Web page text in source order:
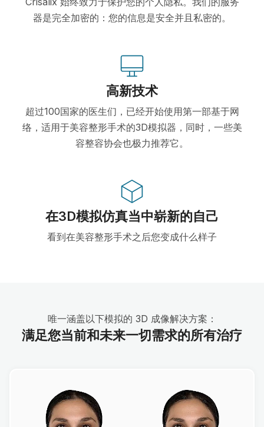
器是完全加密的：您的信息是安全并且私密的。
高新技术
超过100国家的医生们，已经开始使用第一部基于网
络，适用于美容整形手术的3D模拟器，同时，一些美
容整容协会也极力推荐它。
在3D模拟仿真当中崭新的自己
看到在美容整形手术之后您变成什么样子
唯一涵盖以下模拟的 3D 成像解决方案：
满足您当前和未来一切需求的所有治疗